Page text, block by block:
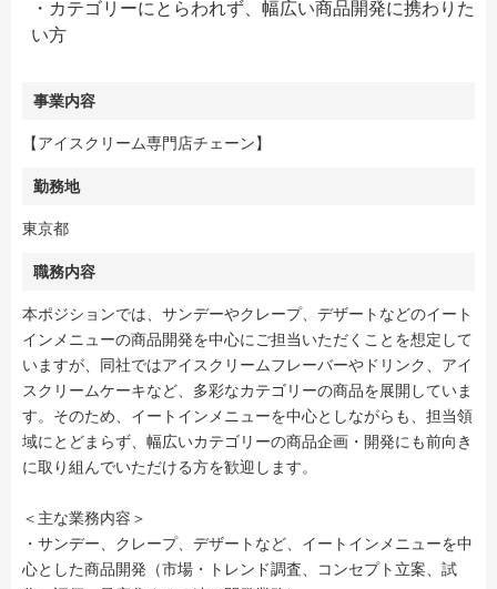
・カテゴリーにとらわれず、幅広い商品開発に携わりた
い方
事業内容
【アイスクリーム専門店チェーン】
勤務地
東京都
職務内容
本ポジションでは、サンデーやクレープ、デザートなどのイート
インメニューの商品開発を中心にご担当いただくことを想定して
いますが、同社ではアイスクリームフレーバーやドリンク、アイ
スクリームケーキなど、多彩なカテゴリーの商品を展開していま
す。そのため、イートインメニューを中心としながらも、担当領
域にとどまらず、幅広いカテゴリーの商品企画・開発にも前向き
に取り組んでいただける方を歓迎します。
＜主な業務内容＞
・サンデー、クレープ、デザートなど、イートインメニューを中
心とした商品開発（市場・トレンド調査、コンセプト立案、試